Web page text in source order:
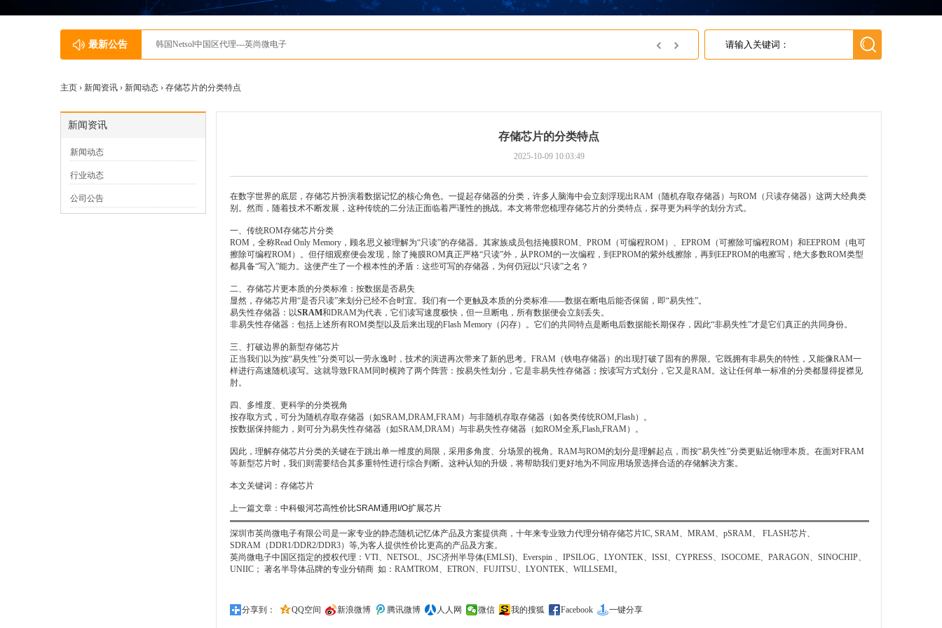
最新公告 韩国Netsol中国区代理---英尚微电子 JSC济州半导体中国区代理---英尚微电子
主页 › 新闻资讯 › 新闻动态 › 存储芯片的分类特点
新闻资讯
新闻动态
行业动态
公司公告
存储芯片的分类特点
2025-10-09 10:03:49
在数字世界的底层，存储芯片扮演着数据记忆的核心角色。一提起存储器的分类，许多人脑海中会立刻浮现出RAM（随机存取存储器）与ROM（只读存储器）这两大经典类
别。然而，随着技术不断发展，这种传统的二分法正面临着严谨性的挑战。本文将带您梳理存储芯片的分类特点，探寻更为科学的划分方式。
一、传统ROM存储芯片分类
ROM，全称Read Only Memory，顾名思义被理解为“只读”的存储器。其家族成员包括掩膜ROM、PROM（可编程ROM）、EPROM（可擦除可编程ROM）和EEPROM（电可
擦除可编程ROM）。但仔细观察便会发现，除了掩膜ROM真正严格“只读”外，从PROM的一次编程，到EPROM的紫外线擦除，再到EEPROM的电擦写，绝大多数ROM类型
都具备“写入”能力。这便产生了一个根本性的矛盾：这些可写的存储器，为何仍冠以“只读”之名？
二、存储芯片更本质的分类标准：按数据是否易失
显然，存储芯片用“是否只读”来划分已经不合时宜。我们有一个更触及本质的分类标准——数据在断电后能否保留，即“易失性”。
易失性存储器：以SRAM和DRAM为代表，它们读写速度极快，但一旦断电，所有数据便会立刻丢失。
非易失性存储器：包括上述所有ROM类型以及后来出现的Flash Memory（闪存）。它们的共同特点是断电后数据能长期保存，因此“非易失性”才是它们真正的共同身份。
三、打破边界的新型存储芯片
正当我们以为按“易失性”分类可以一劳永逸时，技术的演进再次带来了新的思考。FRAM（铁电存储器）的出现打破了固有的界限。它既拥有非易失的特性，又能像RAM一
样进行高速随机读写。这就导致FRAM同时横跨了两个阵营：按易失性划分，它是非易失性存储器；按读写方式划分，它又是RAM。这让任何单一标准的分类都显得捉襟见
肘。
四、多维度、更科学的分类视角
按存取方式，可分为随机存取存储器（如SRAM,DRAM,FRAM）与非随机存取存储器（如各类传统ROM,Flash）。
按数据保持能力，则可分为易失性存储器（如SRAM,DRAM）与非易失性存储器（如ROM全系,Flash,FRAM）。
因此，理解存储芯片分类的关键在于跳出单一维度的局限，采用多角度、分场景的视角。RAM与ROM的划分是理解起点，而按“易失性”分类更贴近物理本质。在面对FRAM
等新型芯片时，我们则需要结合其多重特性进行综合判断。这种认知的升级，将帮助我们更好地为不同应用场景选择合适的存储解决方案。
本文关键词： 存储芯片
上一篇文章： 中科银河芯高性价比SRAM通用I/O扩展芯片
深圳市英尚微电子有限公司是一家专业的静态随机记忆体产品及方案提供商，十年来专业致力代理分销存储芯片IC, SRAM、MRAM、pSRAM、 FLASH芯片、
SDRAM（DDR1/DDR2/DDR3）等,为客人提供性价比更高的产品及方案。
英尚微电子中国区指定的授权代理：VTI、NETSOL、JSC济州半导体(EMLSI)、Everspin 、IPSILOG、LYONTEK、ISSI、CYPRESS、ISOCOME、PARAGON、SINOCHIP、
UNIIC； 著名半导体品牌的专业分销商 如：RAMTROM、ETRON、FUJITSU、LYONTEK、WILLSEMI。
分享到： QQ空间 新浪微博 腾讯微博 人人网 微信 我的搜狐 Facebook 一键分享